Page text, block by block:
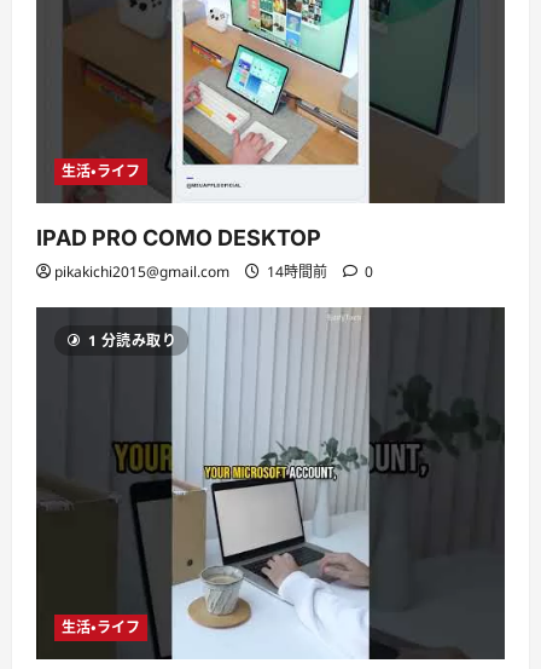
生活・ライフ
IPAD PRO COMO DESKTOP
pikakichi2015@gmail.com 14時間前 0
1 分読み取り
生活・ライフ